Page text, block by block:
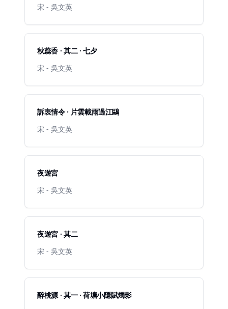
宋 - 吳文英
秋蕊香 · 其二 · 七夕
宋 - 吳文英
訴衷情令 · 片雲載雨過江鷗
宋 - 吳文英
夜遊宮
宋 - 吳文英
夜遊宮 · 其二
宋 - 吳文英
醉桃源 · 其一 · 荷塘小隱賦燭影